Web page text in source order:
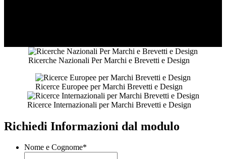
Ricerche Nazionali Per Marchi e Brevetti e Design
Ricerce Europee per Marchi Brevetti e Design
Ricerce Internazionali per Marchi Brevetti e Design
Richiedi Informazioni dal modulo
Nome e Cognome*